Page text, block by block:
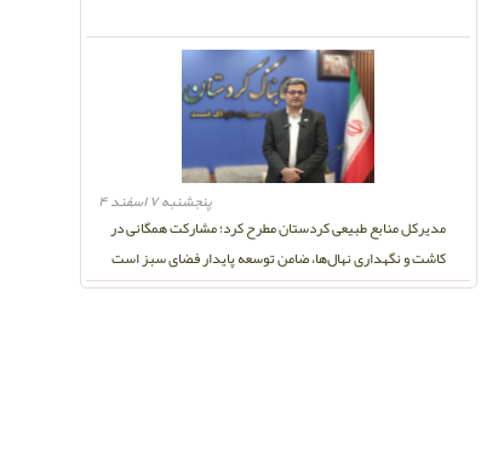
مدیرکل منابع طبیعی کردستان مطرح کرد؛ مشارکت همگانی در
کاشت و نگهداری نهال‌ها، ضامن توسعه پایدار فضای سبز است
پنجشنبه ۷ اسفند ۴